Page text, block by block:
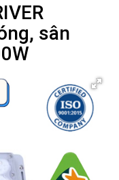
sân